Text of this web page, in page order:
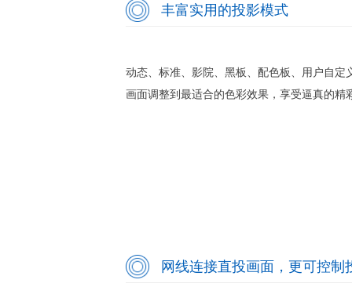
丰富实用的投影模式
动态、标准、影院、黑板、配色板、用户自
画面调整到最适合的色彩效果，享受逼真的精
网线连接直投画面，更可控制